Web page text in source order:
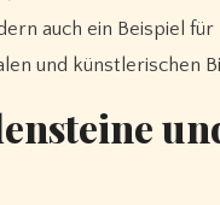
auch ein Beispiel für
und künstlerischen